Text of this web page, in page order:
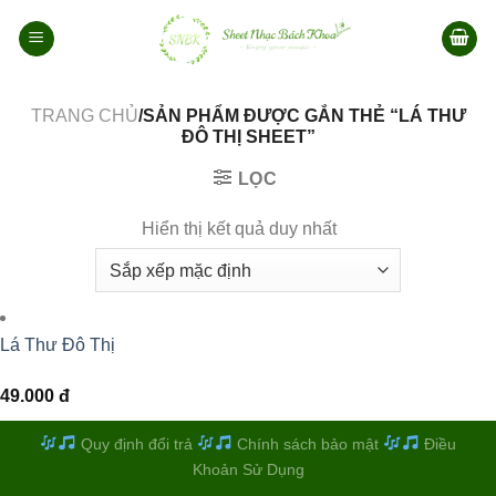
qua
TRANG CHỦ/SẢN PHẨM ĐƯỢC GẮN THẺ “LÁ THƯ
ĐÔ THỊ SHEET”
LỌC
Hiển thị kết quả duy nhất
Lá Thư Đô Thị
49.000 đ
Quy định đổi trả Chính sách bảo mật
Điều
Khoản Sử Dụng